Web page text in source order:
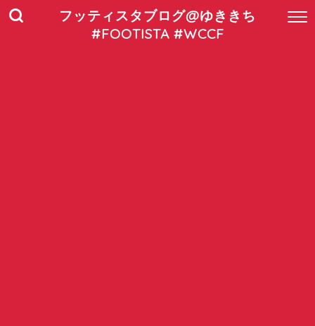
フッティスタブログ@ゆききち
#FOOTISTA #WCCF